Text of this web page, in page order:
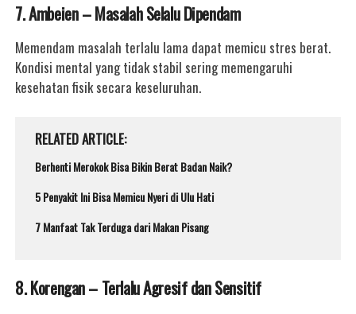
7. Ambeien – Masalah Selalu Dipendam
Memendam masalah terlalu lama dapat memicu stres berat.
Kondisi mental yang tidak stabil sering memengaruhi
kesehatan fisik secara keseluruhan.
RELATED ARTICLE
Berhenti Merokok Bisa Bikin Berat Badan Naik?
5 Penyakit Ini Bisa Memicu Nyeri di Ulu Hati
7 Manfaat Tak Terduga dari Makan Pisang
8. Korengan – Terlalu Agresif dan Sensitif